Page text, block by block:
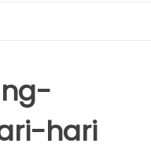
hari